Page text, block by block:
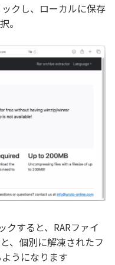
クし、ローカルに保存
。
クすると、RARファイ
、個別に解凍されたフ
うになります